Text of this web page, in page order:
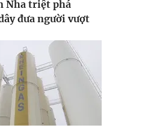
Nha triệt phá
đưa người vượt